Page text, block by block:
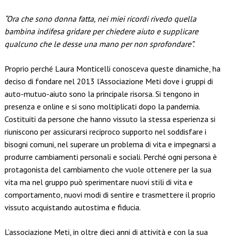
“Ora che sono donna fatta, nei miei ricordi rivedo quella
bambina indifesa gridare per chiedere aiuto e supplicare
qualcuno che le desse una mano per non sprofondare”.
Proprio perché Laura Monticelli conosceva queste dinamiche, ha
deciso di fondare nel 2013 l’Associazione Meti dove i gruppi di
auto-mutuo-aiuto sono la principale risorsa. Si tengono in
presenza e online e si sono moltiplicati dopo la pandemia.
Costituiti da persone che hanno vissuto la stessa esperienza si
riuniscono per assicurarsi reciproco supporto nel soddisfare i
bisogni comuni, nel superare un problema di vita e impegnarsi a
produrre cambiamenti personali e sociali. Perché ogni persona è
protagonista del cambiamento che vuole ottenere per la sua
vita ma nel gruppo può sperimentare nuovi stili di vita e
comportamento, nuovi modi di sentire e trasmettere il proprio
vissuto acquistando autostima e fiducia.
L’associazione Meti, in oltre dieci anni di attività e con la sua